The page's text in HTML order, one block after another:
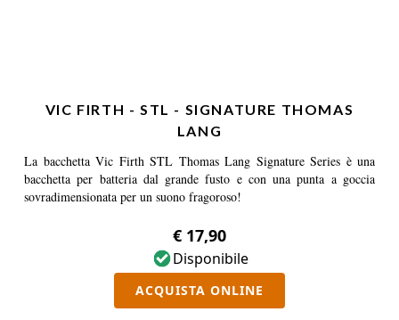
VIC FIRTH - STL - SIGNATURE THOMAS
LANG
La bacchetta Vic Firth STL Thomas Lang Signature Series è una
bacchetta per batteria dal grande fusto e con una punta a goccia
sovradimensionata per un suono fragoroso!
€ 17,90
Disponibile
ACQUISTA ONLINE